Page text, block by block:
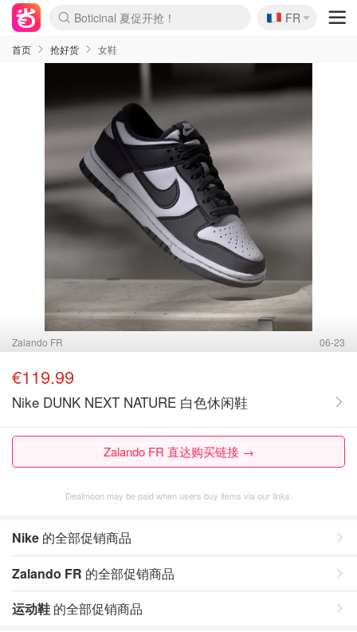
Boticinal 夏促开抢！
还没结束！&OtherStories大促
Joybuy变相75折 随时失效
速领！Stanley独家85折
疑似霸哥！Camper额外叠85折
Zalando 奥莱闪促！每日更新
Moncler反季囤！5折起+叠9折
Coach Brooklyn仅€192
🇫🇷
FR
首页 抢好货 女鞋
Zalando FR 06-23
€119.99
Nike DUNK NEXT NATURE 白色休闲鞋
Zalando FR 直达购买链接 →
Dealmoon may be paid when users buy items via our links.
Nike 的全部促销商品
Zalando FR 的全部促销商品
运动鞋 的全部促销商品